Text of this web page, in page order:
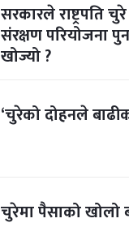
सरकारले राष्ट्रपति
संरक्षण परियोजना
खोज्यो ?
‘चुरेको दोहनले
चुरेमा पैसाको खोलो